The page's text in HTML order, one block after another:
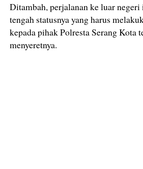
Ditambah, perjalanan ke luar
tengah statusnya yang harus
kepada pihak Polresta Serang Kota
menyeretnya.